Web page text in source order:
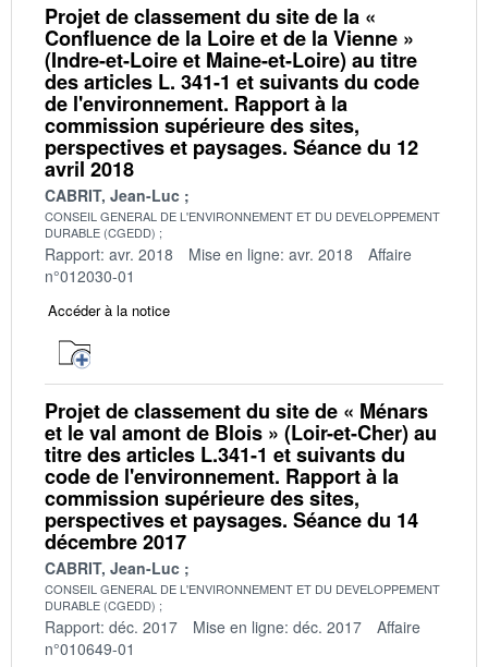
Projet de classement du site de la «
Confluence de la Loire et de la Vienne »
(Indre-et-Loire et Maine-et-Loire) au titre
des articles L. 341-1 et suivants du code
de l'environnement. Rapport à la
commission supérieure des sites,
perspectives et paysages. Séance du 12
avril 2018
CABRIT, Jean-Luc
CONSEIL GENERAL DE L'ENVIRONNEMENT ET DU DEVELOPPEMENT
DURABLE (CGEDD)
Rapport: avr. 2018 Mise en ligne: avr. 2018
Affaire
n°012030-01
Accéder à la notice
Projet de classement du site de « Ménars
et le val amont de Blois » (Loir-et-Cher) au
titre des articles L.341-1 et suivants du
code de l'environnement. Rapport à la
commission supérieure des sites,
perspectives et paysages. Séance du 14
décembre 2017
CABRIT, Jean-Luc
CONSEIL GENERAL DE L'ENVIRONNEMENT ET DU DEVELOPPEMENT
DURABLE (CGEDD)
Rapport: déc. 2017 Mise en ligne: déc. 2017
Affaire
n°010649-01